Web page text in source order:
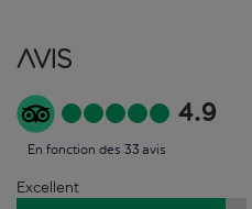
Avis
4.9
En fonction des 33 avis
Excellent